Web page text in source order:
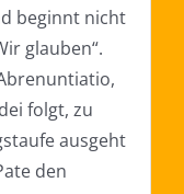
beginnt nicht
glauben“.
folgt, zu
ausgeht
den